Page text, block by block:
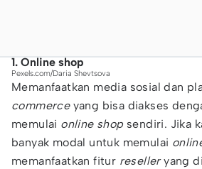
1. Online shop
Pexels.com/Daria Shevtsova
Memanfaatkan media sosial dan
commerceyang bisa diakses
memulai online shop sendiri. Jika
banyak modal untuk memulai
memanfaatkan fitur reselleryang